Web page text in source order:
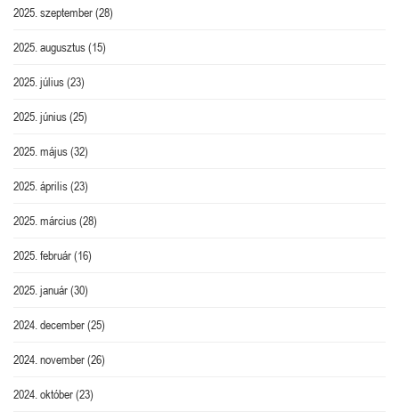
2025. szeptember(28)
2025. augusztus(15)
2025. július(23)
2025. június(25)
2025. május(32)
2025. április(23)
2025. március(28)
2025. február(16)
2025. január(30)
2024. december(25)
2024. november(26)
2024. október(23)